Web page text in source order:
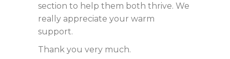
section to help them both thrive. We
really appreciate your warm
support.
Thank you very much.